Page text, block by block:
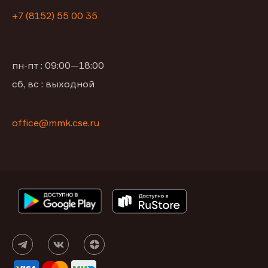
+7 (8152) 55 00 35
пн-пт : 09:00—18:00
сб, вс : выходной
office@mmk.cse.ru